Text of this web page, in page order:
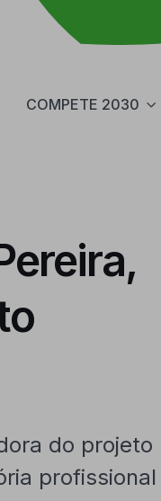
COMPETE 2030
do projeto
profissional